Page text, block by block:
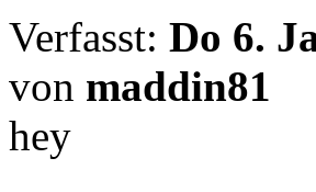
Verfasst: Do 6.
von maddin81
hey